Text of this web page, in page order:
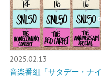
2025.02.13
音楽番組『サタデー・ナイ